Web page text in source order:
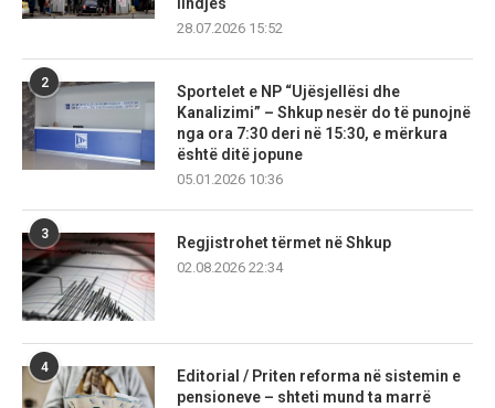
28.07.2026 15:52
2
Sportelet e NP “Ujësjellësi dhe
Kanalizimi” – Shkup nesër do të punojnë
nga ora 7:30 deri në 15:30, e mërkura
është ditë jopune
05.01.2026 10:36
3
Regjistrohet tërmet në Shkup
02.08.2026 22:34
4
Editorial / Priten reforma në sistemin e
pensioneve – shteti mund ta marrë